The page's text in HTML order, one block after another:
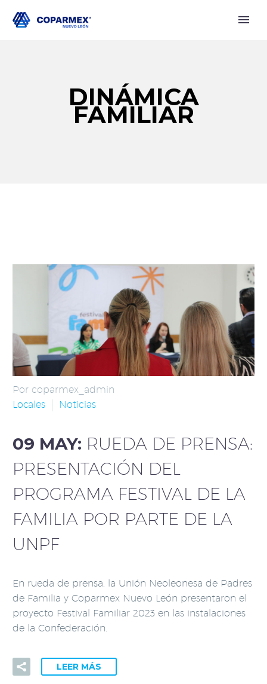
DINÁMICA
FAMILIAR
Por coparmex_admin
Locales
Noticias
09 MAY: RUEDA DE PRENSA:
PRESENTACIÓN DEL
PROGRAMA FESTIVAL DE LA
FAMILIA POR PARTE DE LA
UNPF
En rueda de prensa, la Unión Neoleonesa de Padres
de Familia y Coparmex Nuevo León presentaron el
proyecto Festival Familiar 2023 en las instalaciones
de la Confederación.
LEER MÁS